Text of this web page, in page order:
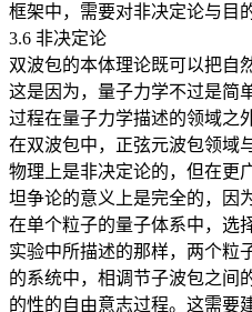
框架中，需要对非决定论与目
3.6 非决定论
双波包的本体理论既可以把自
这是因为，量子力学不过是简
过程在量子力学描述的领域之
在双波包中，正弦元波包领域
物理上是非决定论的，但在更
坦争论的意义上是完全的，因
在单个粒子的量子体系中，选
实验中所描述的那样，两个粒
的系统中，相调节子波包之间
的性的自由意志过程。这需要